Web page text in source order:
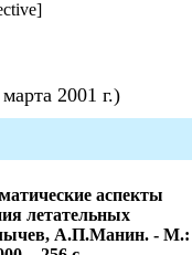
2001 г.)
аспекты
летательных
А.П.Манин. - М.: